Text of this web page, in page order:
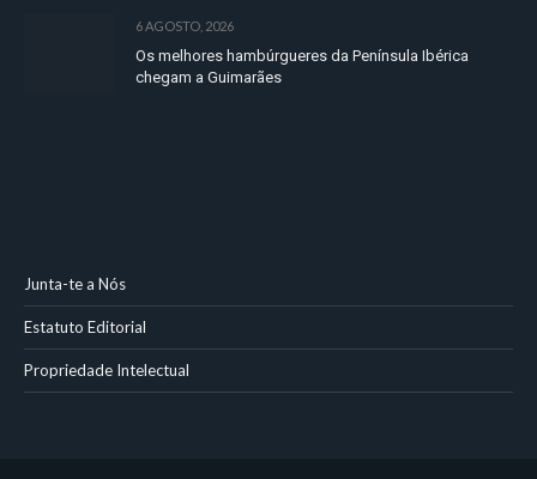
6 AGOSTO, 2026
Os melhores hambúrgueres da Península Ibérica
chegam a Guimarães
Junta-te a Nós
Estatuto Editorial
Propriedade Intelectual